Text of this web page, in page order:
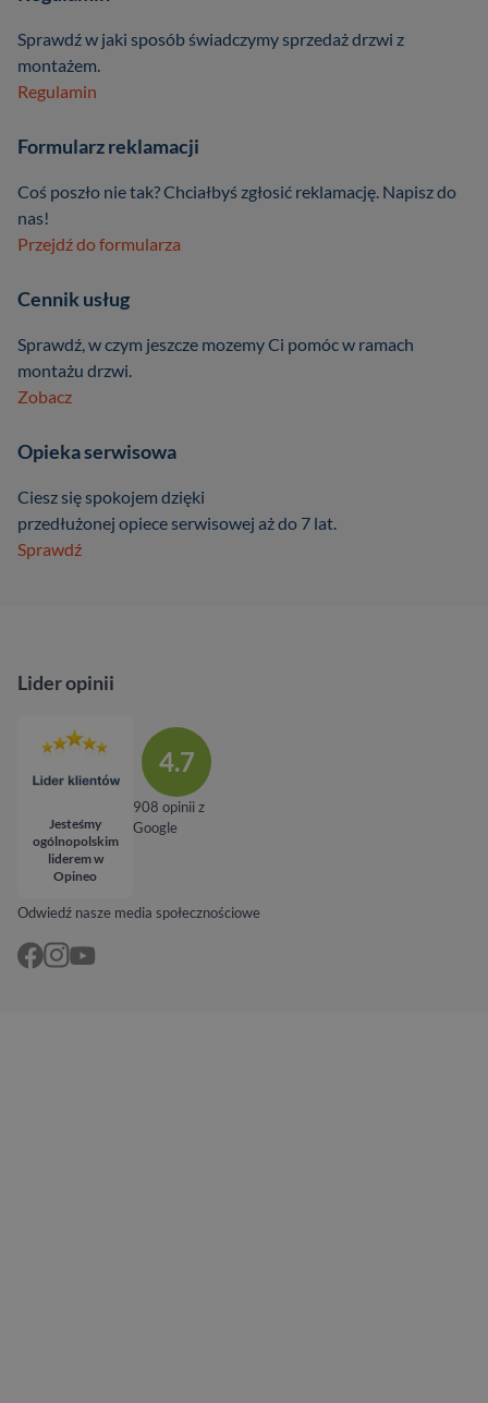
Sprawdź w jaki sposób świadczymy sprzedaż drzwi z
montażem.
Regulamin
Formularz reklamacji
Coś poszło nie tak? Chciałbyś zgłosić reklamację. Napisz do
nas!
Przejdź do formularza
Cennik usług
Sprawdź, w czym jeszcze mozemy Ci pomóc w ramach
montażu drzwi.
Zobacz
Opieka serwisowa
Ciesz się spokojem dzięki
przedłużonej opiece serwisowej aż do 7 lat.
Sprawdź
Odwiedź nasze media społecznościowe
Lider opinii
Jesteśmy
ogólnopolskim
liderem w
Opineo
4.7
908 opinii z
Google